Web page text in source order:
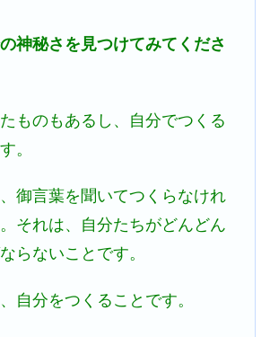
神秘さを見つけてみてくださ
ものもあるし、自分でつくる
。
御言葉を聞いてつくらなけれ
それは、自分たちがどんどん
らないことです。
自分をつくることです。